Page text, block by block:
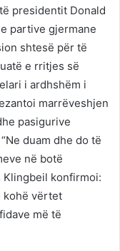
presidentit Donald
partive gjermane
shtesë për të
e rritjes së
i ardhshëm i
marrëveshjen
pasigurive
duam dhe do të
në botë
Klingbeil konfirmoi:
kohë vërtet
më të